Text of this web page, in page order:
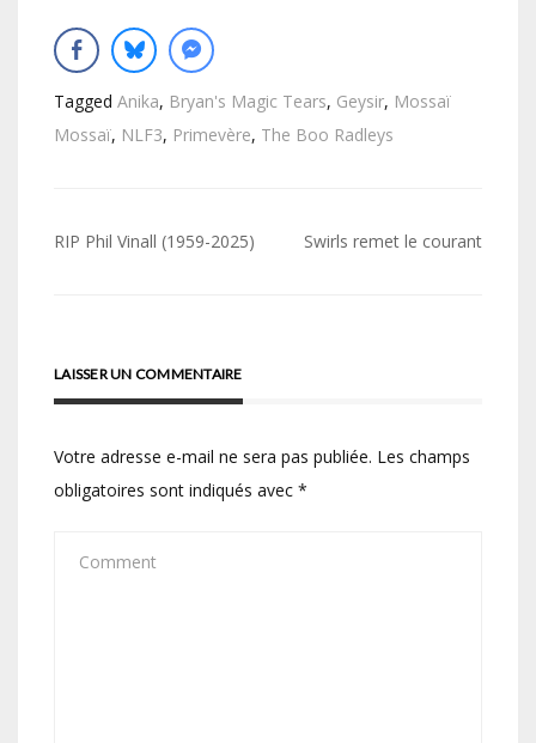
Tagged Anika, Bryan's Magic Tears, Geysir, Mossaï
Mossaï, NLF3, Primevère, The Boo Radleys
Navigation
RIP Phil Vinall (1959-2025) Swirls remet le courant
LAISSER UN COMMENTAIRE
Votre adresse e-mail ne sera pas publiée. Les champs
obligatoires sont indiqués avec *